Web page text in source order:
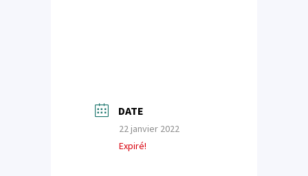
DATE
22 janvier 2022
Expiré!